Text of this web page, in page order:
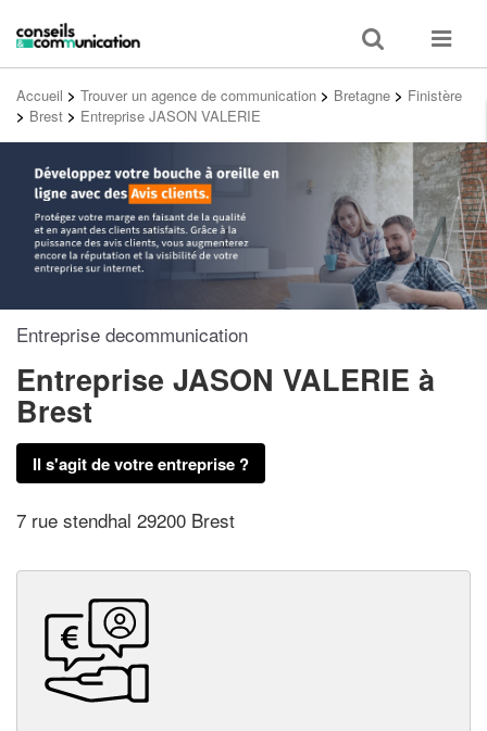
Toggle
search
Toggle
Accueil > Trouver un agence de communication > Bretagne > Finistère
> Brest > Entreprise JASON VALERIE
Entreprise decommunication
Entreprise JASON VALERIE à
Brest
Il s'agit de votre entreprise ?
7 rue stendhal 29200 Brest